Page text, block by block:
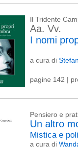
Il Tridente
Aa. Vv.
I nomi
a cura di
pagine 142 |
Pensiero e
Un altro
Mistica e
a cura di